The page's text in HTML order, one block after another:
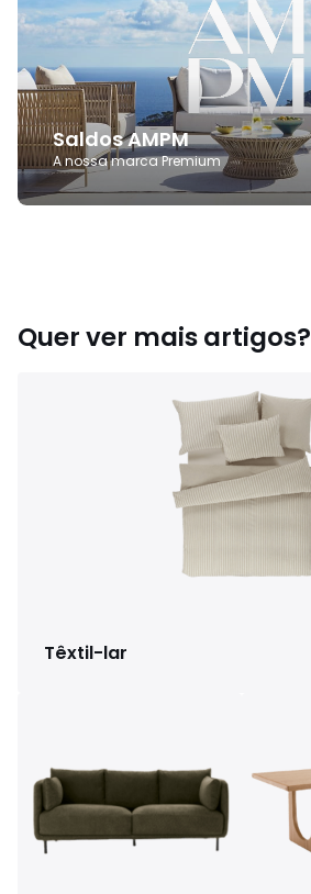
Saldos AMPM
A nossa marca Premium
Quer ver mais artigos?
Têxtil-lar